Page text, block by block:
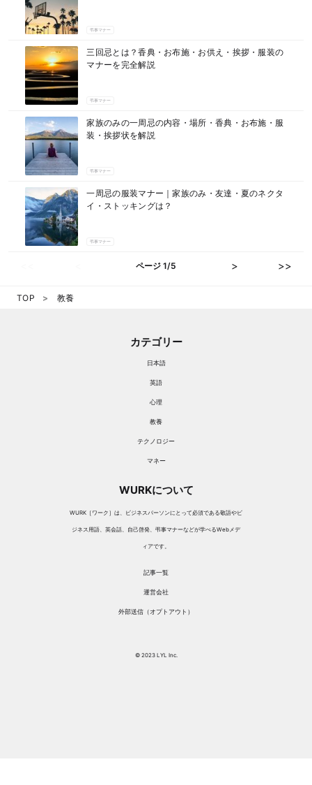
弔事マナー
三回忌とは？香典・お布施・お供え・挨拶・服装の
マナーを完全解説
弔事マナー
家族のみの一周忌の内容・場所・香典・お布施・服
装・挨拶状を解説
弔事マナー
一周忌の服装マナー｜家族のみ・友達・夏のネクタ
イ・ストッキングは？
弔事マナー
ページ 1/5 > >>
TOP 教養
カテゴリー
日本語
英語
心理
教養
テクノロジー
マネー
WURKについて
WURK［ワーク］は、ビジネスパーソンにとって必須である敬語やビ
ジネス用語、英会話、自己啓発、弔事マナーなどが学べるWebメデ
ィアです。
記事一覧
運営会社
外部送信（オプトアウト）
© 2023 LYL Inc.